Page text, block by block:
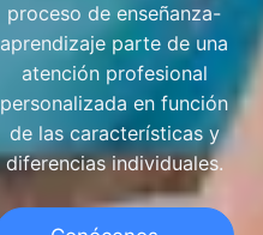
proceso de enseñanza-
aprendizaje parte de una
atención profesional
personalizada en función
de las características y
diferencias individuales.